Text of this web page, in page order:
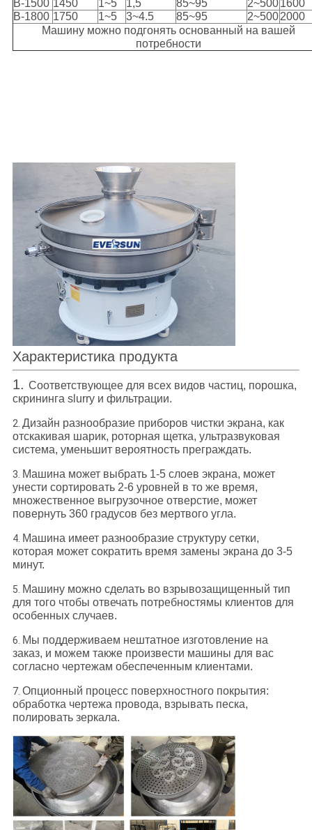
B-1500 1450 1~5 1,5 85~95 2~5001600
B-1800 1750 1~5 3~4.5 85~95 2~5002000
Машину можно подгонять основанный на вашей
потребности
Характеристика продукта
1. Соответствующее для всех видов частиц, порошка,
скрининга slurry и фильтрации.
2. Дизайн разнообразие приборов чистки экрана, как
отскакивая шарик, роторная щетка, ультразвуковая
система, уменьшит вероятность преграждать.
3. Машина может выбрать 1-5 слоев экрана, может
унести сортировать 2-6 уровней в то же время,
множественное выгрузочное отверстие, может
повернуть 360 градусов без мертвого угла.
4. Машина имеет разнообразие структуру сетки,
которая может сократить время замены экрана до 3-5
минут.
5. Машину можно сделать во взрывозащищенный тип
для того чтобы отвечать потребностямы клиентов для
особенных случаев.
6. Мы поддерживаем нештатное изготовление на
заказ, и можем также произвести машины для вас
согласно чертежам обеспеченным клиентами.
7. Опционный процесс поверхностного покрытия:
обработка чертежа провода, взрывать песка,
полировать зеркала.